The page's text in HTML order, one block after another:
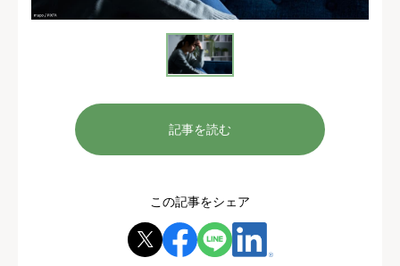
記事を読む
この記事をシェア